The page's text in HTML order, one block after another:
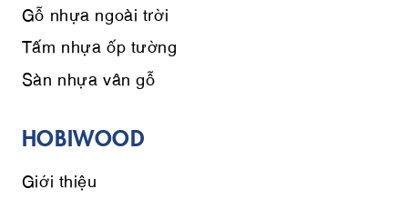
Gỗ nhựa ngoài trời
Tấm nhựa ốp tường
Sàn nhựa vân gỗ
HOBIWOOD
Giới thiệu